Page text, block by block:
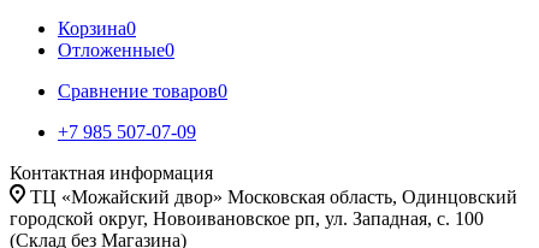
Корзина0
Отложенные0
Сравнение товаров0
+7 985 507-07-09
Контактная информация
ТЦ «Можайский двор» Московская область, Одинцовский
городской округ, Новоивановское рп, ул. Западная, с. 100
(Склад без Магазина)